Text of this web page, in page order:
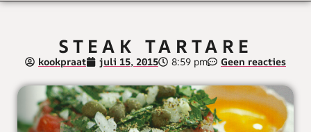
STEAK TARTARE
kookpraat juli 15, 2015 8:59 pm Geen reacties